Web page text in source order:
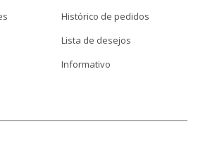
Histórico de pedidos
Lista de desejos
Informativo